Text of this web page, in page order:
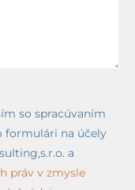
so spracúvaním
formulári na účely
a
práv v zmysle